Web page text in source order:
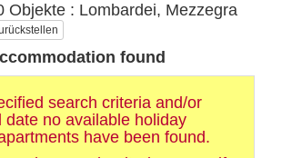
Objekte : Lombardei, Mezzegra
found
search criteria and/or
date no available holiday
have been found.